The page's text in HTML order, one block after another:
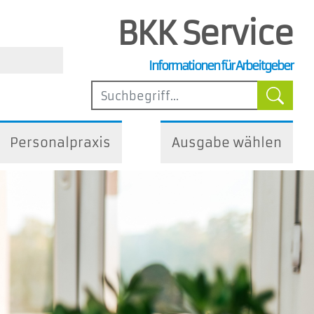
BKK Service
Informationen für Arbeitgeber
Steuer- und Arbeitsrecht
Personalpraxis Ausgabe wählen